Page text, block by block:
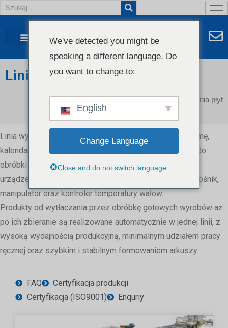
Linia do wytłaczania płyt
/ Linia do wytłaczania płyt
Linia wytłaczania płyt zawiera podajnik,
, formę,
kalendarz trzywałowy, wspornik chłodzący, urządzenie do
obróbki krawędzi, ciągnik, urządzenie do laminowania,
urządzenie do wieszania folii, maszynę do cięcia, przenośnik,
manipulator oraz kontroler temperatury wałów.
Produkty od wytłaczania przez obróbkę gotowych wyrobów aż
po ich zbieranie są realizowane automatycznie w jednej linii, z
wysoką wydajnością produkcyjną, minimalnym udziałem pracy
ręcznej oraz szybkim i stabilnym formowaniem arkuszy.
FAQ
Certyfikacja produkcji
Certyfikacja (ISO9001)
Enquriy
We've detected you might be
speaking a different language. Do
you want to change to:
English
Change Language
Close and do not switch language